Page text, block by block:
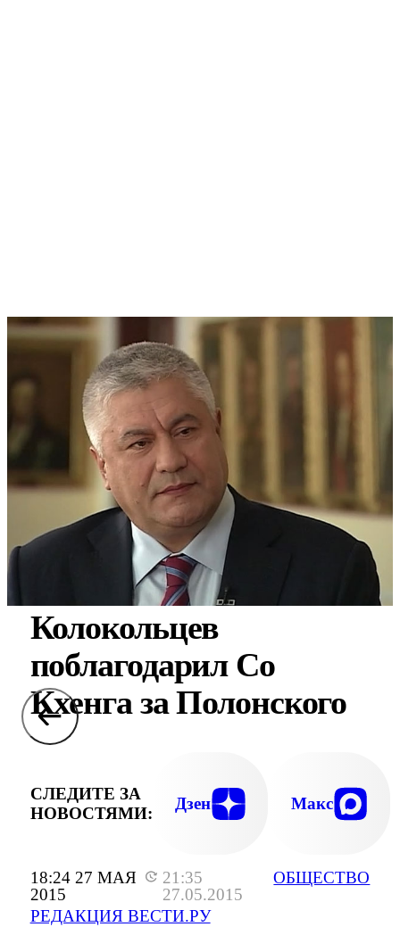
18:24 27 МАЯ
2015
21:35
27.05.2015
РЕДАКЦИЯ ВЕСТИ.РУ
ОБЩЕСТВО
Колокольцев
поблагодарил Со
Кхенга за Полонского
СЛЕДИТЕ ЗА
НОВОСТЯМИ:
Дзен Макс